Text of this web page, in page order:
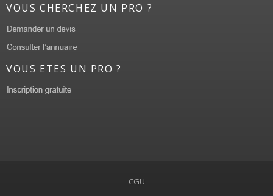
VOUS CHERCHEZ UN PRO ?
VOUS ETES UN PRO ?
CGU